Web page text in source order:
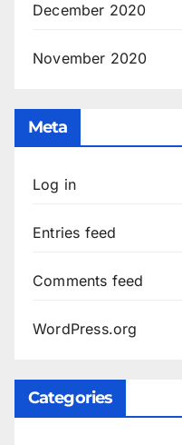
December 2020
November 2020
Meta
Log in
Entries feed
Comments feed
WordPress.org
Categories